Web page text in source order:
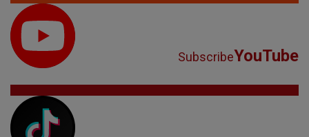
SubscribeYouTube